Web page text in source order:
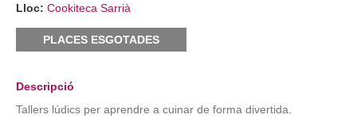
Lloc: Cookiteca Sarrià
PLACES ESGOTADES
Descripció
Tallers lúdics per aprendre a cuinar de forma divertida.